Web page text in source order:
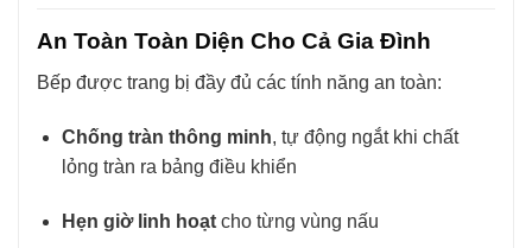
An Toàn Toàn Diện Cho Cả Gia Đình
Bếp được trang bị đầy đủ các tính năng an toàn:
Chống tràn thông minh, tự động ngắt khi chất
lỏng tràn ra bảng điều khiển
Hẹn giờ linh hoạtcho từng vùng nấu